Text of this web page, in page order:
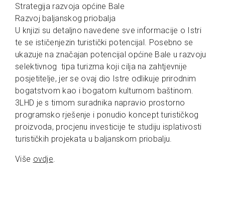
Strategija razvoja općine Bale
Razvoj baljanskog priobalja
U knjizi su detaljno navedene sve informacije o Istri
te se ističenjezin turistički potencijal. Posebno se
ukazuje na značajan potencijal općine Bale u razvoju
selektivnog tipa turizma koji cilja na zahtjevnije
posjetitelje, jer se ovaj dio Istre odlikuje prirodnim
bogatstvom kao i bogatom kulturnom baštinom.
3LHD je s timom suradnika napravio prostorno
programsko rješenje i ponudio koncept turističkog
proizvoda, procjenu investicije te studiju isplativosti
turističkih projekata u baljanskom priobalju.
Više ovdje.